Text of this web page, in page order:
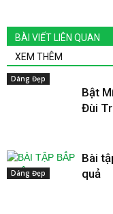
BÀI VIẾT LIÊN QUAN
XEM THÊM
Dáng Đẹp
Bật
Đùi
Dáng Đẹp
Bài
quả